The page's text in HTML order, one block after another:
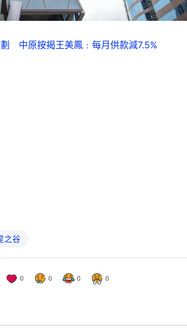
中原按揭王美鳳﹕每月供款減7.5%
之谷
0 0 0 0